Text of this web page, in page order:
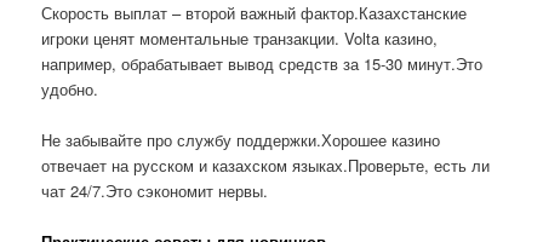
Скорость выплат – второй важный фактор.Казахстанские
игроки ценят моментальные транзакции. Volta казино,
например, обрабатывает вывод средств за 15-30 минут.Это
удобно.
Не забывайте про службу поддержки.Хорошее казино
отвечает на русском и казахском языках.Проверьте, есть ли
чат 24/7.Это сэкономит нервы.